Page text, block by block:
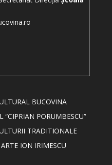
BUCOVINA
PORUMBESCU”
TRADITIONALE
ION IRIMESCU